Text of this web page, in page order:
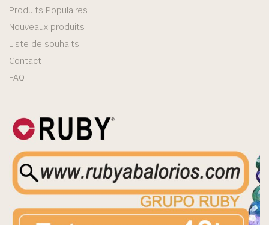
Produits Populaires
Nouveaux produits
Liste de souhaits
Contact
FAQ